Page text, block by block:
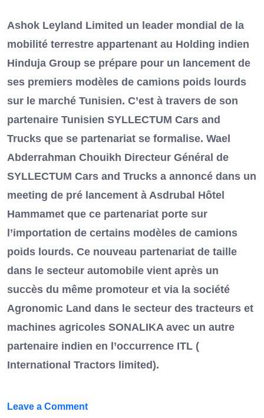
Ashok Leyland Limited un leader mondial de la
mobilité terrestre appartenant au Holding indien
Hinduja Group se prépare pour un lancement de
ses premiers modèles de camions poids lourds
sur le marché Tunisien. C’est à travers de son
partenaire Tunisien SYLLECTUM Cars and
Trucks que se partenariat se formalise. Wael
Abderrahman Chouikh Directeur Général de
SYLLECTUM Cars and Trucks a annoncé dans un
meeting de pré lancement à Asdrubal Hôtel
Hammamet que ce partenariat porte sur
l’importation de certains modèles de camions
poids lourds. Ce nouveau partenariat de taille
dans le secteur automobile vient après un
succès du même promoteur et via la société
Agronomic Land dans le secteur des tracteurs et
machines agricoles SONALIKA avec un autre
partenaire indien en l’occurrence ITL (
International Tractors limited).
Leave a Commenton